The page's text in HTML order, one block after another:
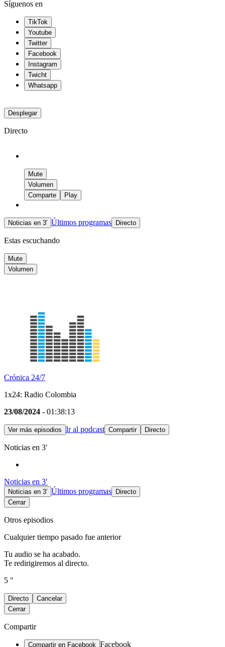
Síguenos en
TikTok
Youtube
Twitter
Facebook
Instagram
Twicht
Whatsapp
Desplegar
Directo
Mute
Volumen
Comparte
Play
Noticias en 3′ Últimos programas Directo
Estas escuchando
Mute
Volumen
Crónica 24/7
1x24: Radio Colombia
23/08/2024 - 01:38:13
Ver más episodios Ir al podcast Compartir Directo
Noticias en 3′
Noticias en 3′
Noticias en 3′ Últimos programas Directo
Cerrar
Otros episodios
Cualquier tiempo pasado fue anterior
Tu audio se ha acabado.
Te redirigiremos al directo.
5 "
Directo
Cancelar
Cerrar
Compartir
Compartir en Facebook Facebook